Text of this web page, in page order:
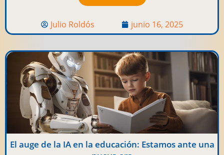
Julio Roldós junio 16, 2025
El auge de la IA en la educación: Estamos ante una